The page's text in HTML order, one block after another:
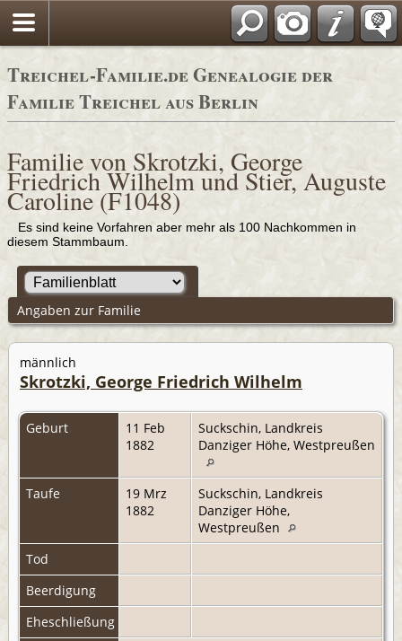
Adressbücher
Treichel-Familie.de Genealogie der
Familie Treichel aus Berlin
Familie von Skrotzki, George
Friedrich Wilhelm und Stier, Auguste
Caroline (F1048)
Es sind keine Vorfahren aber mehr als 100 Nachkommen in
diesem Stammbaum.
Angaben zur Familie
männlich
Skrotzki, George Friedrich Wilhelm
Geburt
11 Feb
1882
Suckschin, Landkreis
Danziger Höhe, Westpreußen
Taufe
19 Mrz
1882
Suckschin, Landkreis
Danziger Höhe,
Westpreußen
Tod
Beerdigung
Eheschließung